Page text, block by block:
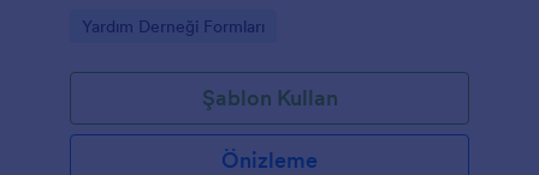
Go to Category:
Yardım Derneği Formları
Şablon Kullan
Önizleme